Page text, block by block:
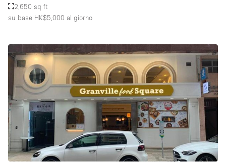
Smoking Area
Soundproof
Stile Haussmann
Terrace
Tetto / Terrazza
Vetrina
Vista incredibile
Water Access
2,650 sq ft
su base HK$5,000 al giorno